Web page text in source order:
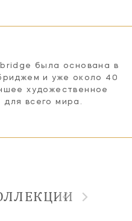
была основана в
и уже около 40
художественное
всего мира.